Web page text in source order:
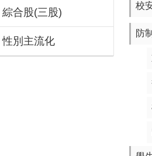
綜合股(三股)
性別主流化
校
防